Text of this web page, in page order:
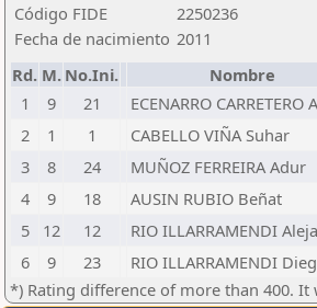
Código FIDE
2250236
Fecha de nacimiento 2011
Rd. M. No.Ini. Nombre
1
9 21 ECENARRO CARRETERO
2
1 1 CABELLO VIÑA Suhar
3
8 24 MUÑOZ FERREIRA Adur
4
9 18 AUSIN RUBIO Beñat
5
12 12 RIO ILLARRAMENDI
6
9 23 RIO ILLARRAMENDI
*) Rating difference of more than 400. It